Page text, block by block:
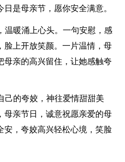
是母亲节，愿你安全满意。
暖涌上心头。一句安慰，感
脸上开放笑颜。一片温情，母
母亲的高兴留住，让她感触夸
的夸姣，神往爱情甜甜美
母亲节日，诚意祝愿亲爱的母
安，夸姣高兴轻松心境，笑脸